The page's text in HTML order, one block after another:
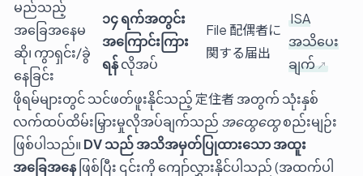
မည်သည့်
အခြေအနေမ
ဆို၊ ကွာရှင်း/ခွဲ
နေခြင်း
၁၄ ရက်အတွင်း
အကြောင်းကြား
ရန်လိုအပ်
File 配偶者に
関する届出
ISA
အသိပေး
ချက်
ဖိုရမ်များတွင် သင်ဖတ်ဖူးနိုင်သည့် 定住者 အတွက် သုံးနှစ်
လက်ထပ်ထိမ်းမြှားမှုလိုအပ်ချက်သည် အထွေထွေစည်းမျဉ်း
ဖြစ်ပါသည်။ DV သည် အသိအမှတ်ပြုထားသော အထူး
အခြေအနေဖြစ်ပြီး ၎င်းကို ကျော်လွှားနိုင်ပါသည် (အထက်ပါ